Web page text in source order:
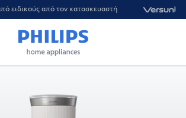
ειδικούς από τον κατασκευαστή